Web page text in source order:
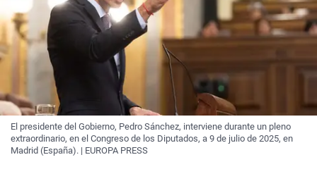
El presidente del Gobierno, Pedro Sánchez, interviene durante un pleno
extraordinario, en el Congreso de los Diputados, a 9 de julio de 2025, en
Madrid (España). | EUROPA PRESS